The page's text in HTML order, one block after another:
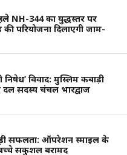
NH-344 का युद्धस्तर पर
परियोजना दिलाएगी जाम-
विवाद: मुस्लिम कबाड़ी
सदस्य चंचल भारद्वाज
सफलता: ऑपरेशन स्माइल के
सकुशल बरामद